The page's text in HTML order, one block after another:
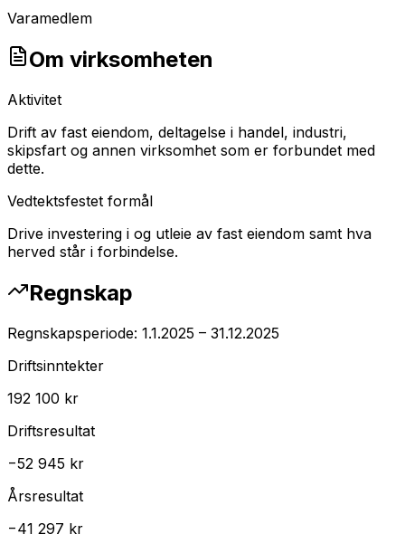
Varamedlem
Om virksomheten
Aktivitet
Drift av fast eiendom, deltagelse i handel, industri,
skipsfart og annen virksomhet som er forbundet med
dette.
Vedtektsfestet formål
Drive investering i og utleie av fast eiendom samt hva
herved står i forbindelse.
Regnskap
Regnskapsperiode: 1.1.2025 – 31.12.2025
Driftsinntekter
192 100 kr
Driftsresultat
−52 945 kr
Årsresultat
−41 297 kr